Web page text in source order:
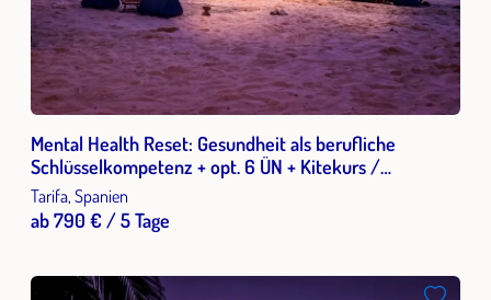
Mental Health Reset: Gesundheit als berufliche
Schlüsselkompetenz + opt. 6 ÜN + Kitekurs /
Kitesurfen in Tarifa, Spanien
Tarifa, Spanien
ab 790 € / 5 Tage